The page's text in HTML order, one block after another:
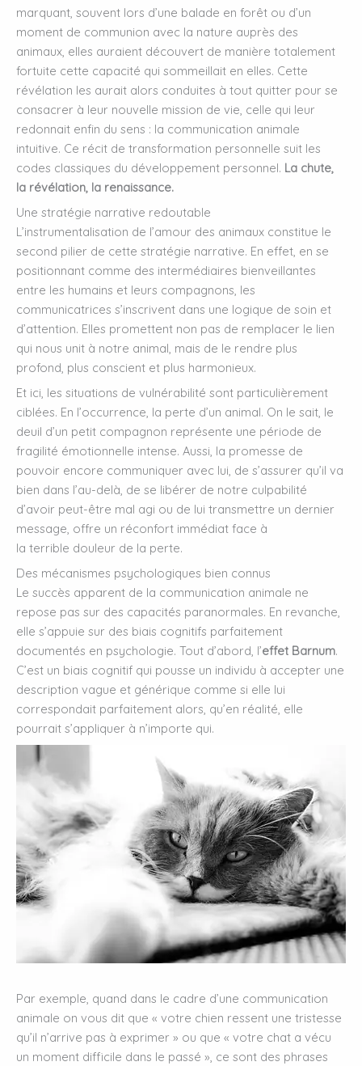
marquant, souvent lors d’une balade en forêt ou d’un
moment de communion avec la nature auprès des
animaux, elles auraient découvert de manière totalement
fortuite cette capacité qui sommeillait en elles. Cette
révélation les aurait alors conduites à tout quitter pour se
consacrer à leur nouvelle mission de vie, celle qui leur
redonnait enfin du sens : la communication animale
intuitive. Ce récit de transformation personnelle suit les
codes classiques du développement personnel. La chute,
la révélation, la renaissance.
Une stratégie narrative redoutable
L’instrumentalisation de l’amour des animaux constitue le
second pilier de cette stratégie narrative. En effet, en se
positionnant comme des intermédiaires bienveillantes
entre les humains et leurs compagnons, les
communicatrices s’inscrivent dans une logique de soin et
d’attention. Elles promettent non pas de remplacer le lien
qui nous unit à notre animal, mais de le rendre plus
profond, plus conscient et plus harmonieux.
Et ici, les situations de vulnérabilité sont particulièrement
ciblées. En l’occurrence, la perte d’un animal. On le sait, le
deuil d’un petit compagnon représente une période de
fragilité émotionnelle intense. Aussi, la promesse de
pouvoir encore communiquer avec lui, de s’assurer qu’il va
bien dans l’au-delà, de se libérer de notre culpabilité
d’avoir peut-être mal agi ou de lui transmettre un dernier
message, offre un réconfort immédiat face à
la terrible douleur de la perte.
Des mécanismes psychologiques bien connus
Le succès apparent de la communication animale ne
repose pas sur des capacités paranormales. En revanche,
elle s’appuie sur des biais cognitifs parfaitement
documentés en psychologie. Tout d’abord, l’effet Barnum.
C’est un biais cognitif qui pousse un individu à accepter une
description vague et générique comme si elle lui
correspondait parfaitement alors, qu’en réalité, elle
pourrait s’appliquer à n’importe qui.
Par exemple, quand dans le cadre d’une communication
animale on vous dit que « votre chien ressent une tristesse
qu’il n’arrive pas à exprimer » ou que « votre chat a vécu
un moment difficile dans le passé », ce sont des phrases